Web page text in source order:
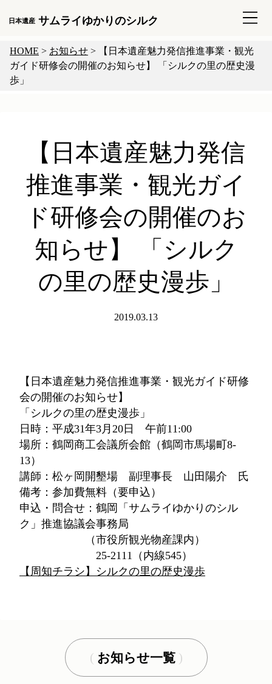
日本遺産 サムライゆかりのシルク
HOME > お知らせ >
【日本遺産魅力発信推進事業・観光
ガイド研修会の開催のお知らせ】 「シルクの里の歴史漫
歩」
【日本遺産魅力発信
推進事業・観光ガイ
ド研修会の開催のお
知らせ】 「シルク
の里の歴史漫歩」
2019.03.13
【日本遺産魅力発信推進事業・観光ガイド研修
会の開催のお知らせ】
「シルクの里の歴史漫歩」
日時：平成31年3月20日 午前11:00
場所：鶴岡商工会議所会館（鶴岡市馬場町8-
13）
講師：松ヶ岡開墾場 副理事長 山田陽介 氏
備考：参加費無料（要申込）
申込・問合せ：鶴岡「サムライゆかりのシル
ク」推進協議会事務局
（市役所観光物産課内）
25-2111（内線545）
【周知チラシ】シルクの里の歴史漫歩
お知らせ一覧